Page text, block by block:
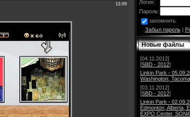
13:09
Логин:
Пароль:
запомнить
Забыл пароль|
Новые файлы
[04.11.2012]
[SBD - 2012]
Linkin Park -
Washington,
[03.11.2012]
[SBD - 2012]
Linkin Park -
Edmonton, Alberta,
EXPO Center,